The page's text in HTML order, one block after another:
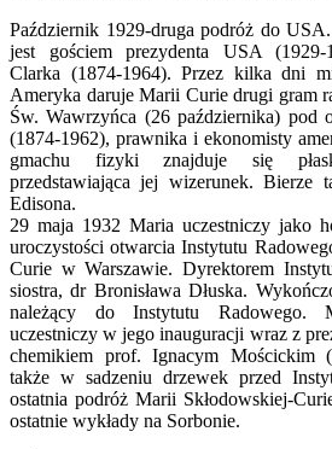
Październik 1929-druga podróż do
jest gościem prezydenta USA (1929-
Clarka (1874-1964). Przez kilka dni
Ameryka daruje Marii Curie drugi gram
Św. Wawrzyńca (26 października) pod
(1874-1962), prawnika i ekonomisty
gmachu fizyki znajduje się
przedstawiająca jej wizerunek. Bierze
Edisona.
29 maja 1932 Maria uczestniczy jako
uroczystości otwarcia Instytutu
Curie w Warszawie. Dyrektorem
siostra, dr Bronisława Dłuska.
należący do Instytutu Radowego.
uczestniczy w jego inauguracji wraz z
chemikiem prof. Ignacym Mościckim
także w sadzeniu drzewek przed
ostatnia podróż Marii Skłodowskiej-
ostatnie wykłady na Sorbonie.